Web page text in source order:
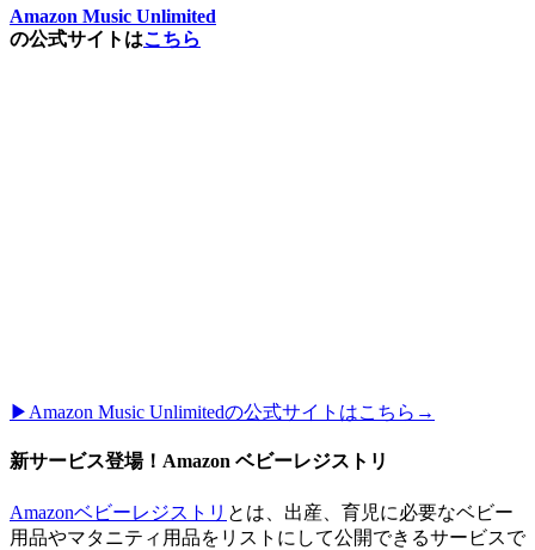
Amazon Music Unlimited
の公式サイトはこちら
▶︎Amazon Music Unlimitedの公式サイトはこちら→
新サービス登場！Amazon ベビーレジストリ
Amazonベビーレジストリ とは、出産、育児に必要なベビー
用品やマタニティ用品をリストにして公開できるサービスで